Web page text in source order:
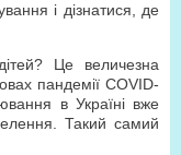
і дізнатися, де
Це величезна
пандемії COVID-
в Україні вже
Такий самий